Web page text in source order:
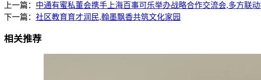
上一篇： 中通有蜜私董会携手上海百事可乐举办战略合作交流会,多方联
下一篇： 社区教育育才润民,翰墨飘香共筑文化家园
相关推荐